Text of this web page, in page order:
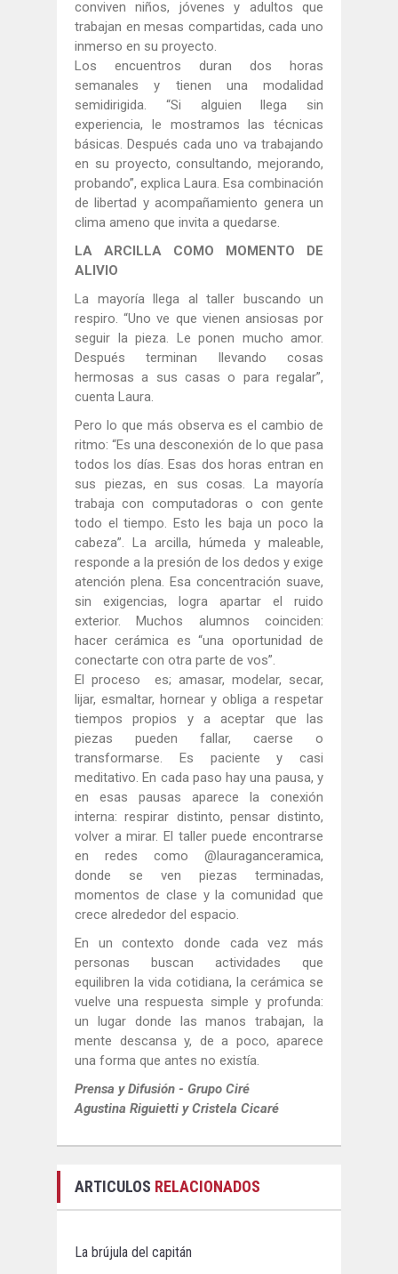
conviven niños, jóvenes y adultos que
trabajan en mesas compartidas, cada uno
inmerso en su proyecto.
Los encuentros duran dos horas
semanales y tienen una modalidad
semidirigida. “Si alguien llega sin
experiencia, le mostramos las técnicas
básicas. Después cada uno va trabajando
en su proyecto, consultando, mejorando,
probando”, explica Laura. Esa combinación
de libertad y acompañamiento genera un
clima ameno que invita a quedarse.
LA ARCILLA COMO MOMENTO DE
ALIVIO
La mayoría llega al taller buscando un
respiro. “Uno ve que vienen ansiosas por
seguir la pieza. Le ponen mucho amor.
Después terminan llevando cosas
hermosas a sus casas o para regalar”,
cuenta Laura.
Pero lo que más observa es el cambio de
ritmo: “Es una desconexión de lo que pasa
todos los días. Esas dos horas entran en
sus piezas, en sus cosas. La mayoría
trabaja con computadoras o con gente
todo el tiempo. Esto les baja un poco la
cabeza”. La arcilla, húmeda y maleable,
responde a la presión de los dedos y exige
atención plena. Esa concentración suave,
sin exigencias, logra apartar el ruido
exterior. Muchos alumnos coinciden:
hacer cerámica es “una oportunidad de
conectarte con otra parte de vos”.
El proceso es; amasar, modelar, secar,
lijar, esmaltar, hornear y obliga a respetar
tiempos propios y a aceptar que las
piezas pueden fallar, caerse o
transformarse. Es paciente y casi
meditativo. En cada paso hay una pausa, y
en esas pausas aparece la conexión
interna: respirar distinto, pensar distinto,
volver a mirar. El taller puede encontrarse
en redes como @lauraganceramica,
donde se ven piezas terminadas,
momentos de clase y la comunidad que
crece alrededor del espacio.
En un contexto donde cada vez más
personas buscan actividades que
equilibren la vida cotidiana, la cerámica se
vuelve una respuesta simple y profunda:
un lugar donde las manos trabajan, la
mente descansa y, de a poco, aparece
una forma que antes no existía.
Prensa y Difusión - Grupo Ciré
Agustina Riguietti y Cristela Cicaré
ARTICULOS RELACIONADOS
La brújula del capitán